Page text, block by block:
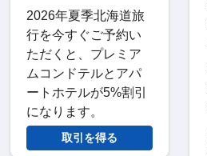
2026年夏季北海道旅
行を今すぐご予約い
ただくと、プレミア
ムコンドテルとアパ
ートホテルが5%割引
になります。
取引を得る